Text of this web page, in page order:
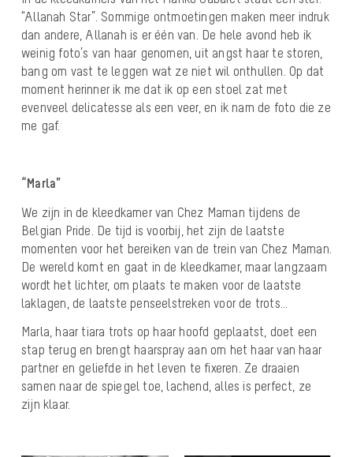
“Allanah Star”. Sommige ontmoetingen maken meer indruk
dan andere, Allanah is er één van. De hele avond heb ik
weinig foto’s van haar genomen, uit angst haar te storen,
bang om vast te leggen wat ze niet wil onthullen. Op dat
moment herinner ik me dat ik op een stoel zat met
evenveel delicatesse als een veer, en ik nam de foto die ze
me gaf.
“Marla”
We zijn in de kleedkamer van Chez Maman tijdens de
Belgian Pride. De tijd is voorbij, het zijn de laatste
momenten voor het bereiken van de trein van Chez Maman.
De wereld komt en gaat in de kleedkamer, maar langzaam
wordt het lichter, om plaats te maken voor de laatste
laklagen, de laatste penseelstreken voor de trots…
Marla, haar tiara trots op haar hoofd geplaatst, doet een
stap terug en brengt haarspray aan om het haar van haar
partner en geliefde in het leven te fixeren. Ze draaien
samen naar de spiegel toe, lachend, alles is perfect, ze
zijn klaar.